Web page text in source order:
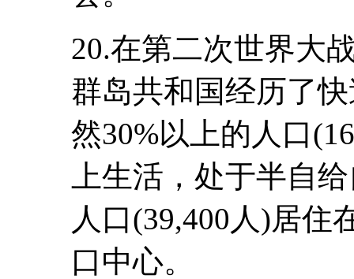
20.在第二次世界大
群岛共和国经历了
然30%以上的人口
上生活，处于半自
人口(39,400人)居住
口中心。